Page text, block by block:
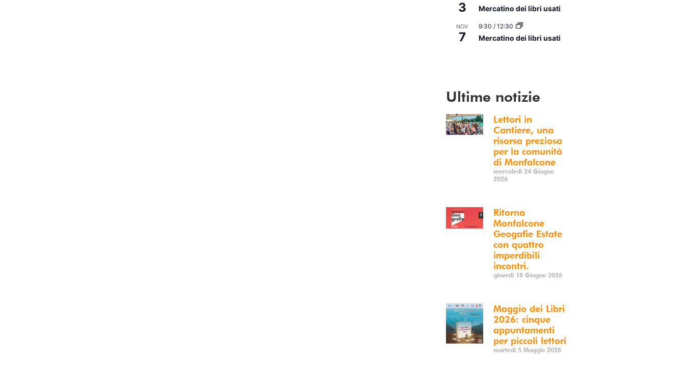
3 Mercatino dei libri usati
NOV
7
9:30 / 12:30
Mercatino dei libri usati
Ultime notizie
Lettori in
Cantiere, una
risorsa preziosa
per la comunità
di Monfalcone
mercoledì 24 Giugno
2026
Ritorna
Monfalcone
Geogafie Estate
con quattro
imperdibili
incontri.
giovedì 18 Giugno 2026
Maggio dei Libri
2026: cinque
appuntamenti
per piccoli lettori
martedì 5 Maggio 2026